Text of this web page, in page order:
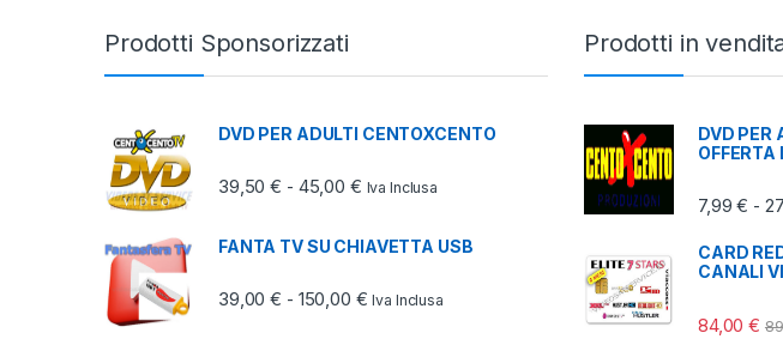
Prodotti Sponsorizzati
DVD PER ADULTI CENTOXCENTO
39,50€ - 45,00 €Fascia di prezzo: da 39,50 € a 45,00 €
Iva Inclusa
FANTA TV SU CHIAVETTA USB
39,00€ - 150,00 €Fascia di prezzo: da 39,00 € a 150,00 €
Iva Inclusa
Prodotti in
DVD PER
OFFERTA
7,99€ -
CARD
CANALI
84,00€